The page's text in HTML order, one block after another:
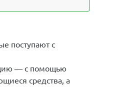
поступают с
— с помощью
средства, а